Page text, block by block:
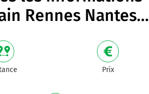
Rennes Nantes...
Prix